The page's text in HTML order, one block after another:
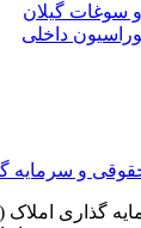
سوغات گیلان
داخلی